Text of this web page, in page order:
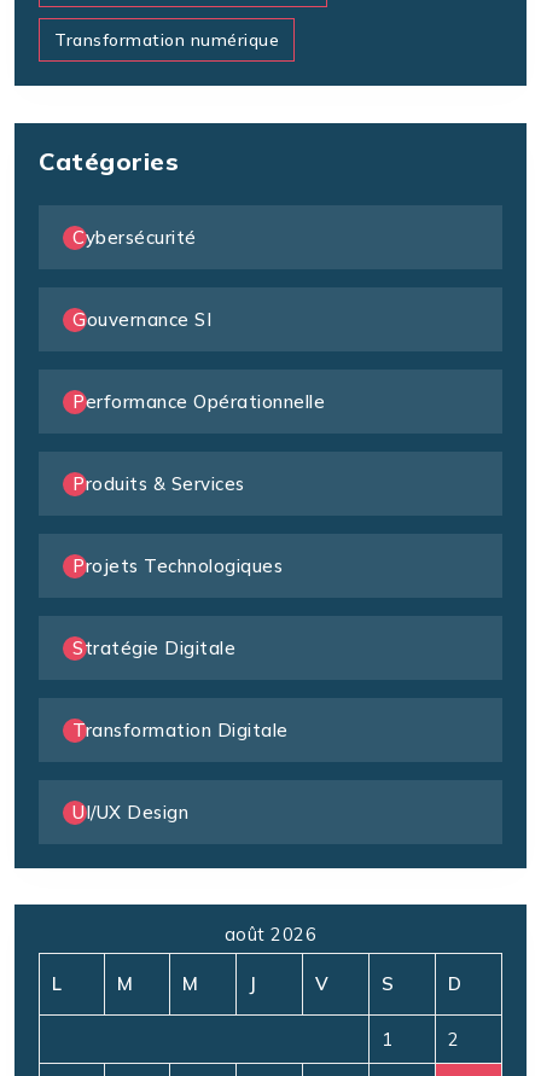
Transformation numérique
Catégories
Cybersécurité
Gouvernance SI
Performance Opérationnelle
Produits & Services
Projets Technologiques
Stratégie Digitale
Transformation Digitale
UI/UX Design
août 2026
L M M J V S D
1 2